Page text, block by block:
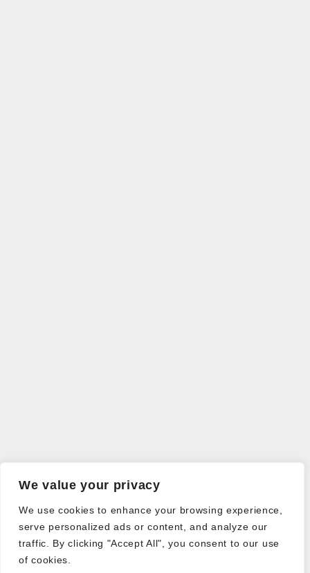
We value your privacy
We use cookies to enhance your browsing experience,
serve personalized ads or content, and analyze our
traffic. By clicking "Accept All", you consent to our use
of cookies.